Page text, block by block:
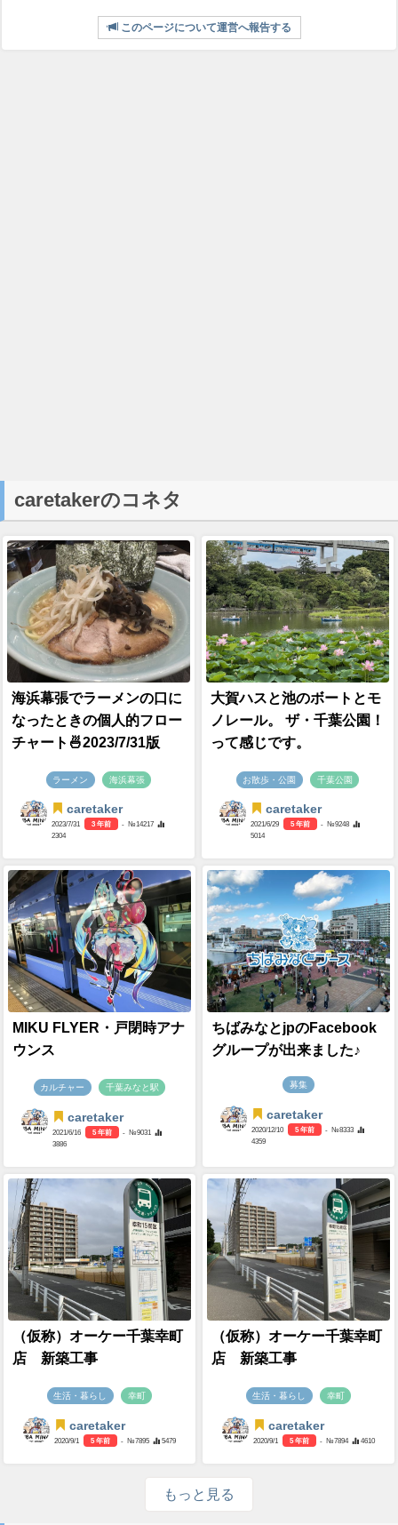
このページについて運営へ報告する
caretakerのコネタ
海浜幕張でラーメンの口に
なったときの個人的フロー
チャート🍜2023/7/31版
ラーメン 海浜幕張
caretaker
2023/7/31 3 年前
- №14217
2304
大賀ハスと池のボートとモ
ノレール。 ザ・千葉公園！
って感じです。
お散歩・公園 千葉公園
caretaker
2021/6/29 5 年前
- №9248
5014
MIKU FLYER・戸閉時アナ
ウンス
カルチャー 千葉みなと駅
caretaker
2021/6/16 5 年前
- №9031
3886
ちばみなとjpのFacebook
グループが出来ました♪
募集
caretaker
2020/12/10 5 年前
- №8333
4359
（仮称）オーケー千葉幸町
店 新築工事
生活・暮らし 幸町
caretaker
2020/9/1 5 年前 - №7895 5479
（仮称）オーケー千葉幸町
店 新築工事
生活・暮らし 幸町
caretaker
2020/9/1 5 年前 - №7894 4610
もっと見る